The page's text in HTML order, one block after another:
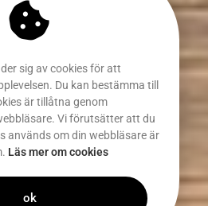
sig av cookies för att
Du kan bestämma till
är tillåtna genom
Vi förutsätter att du
används om din webbläsare är
Läs mer om cookies
ok